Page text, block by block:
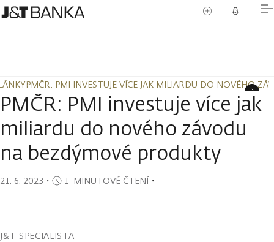
PMČR: PMI INVESTUJE VÍCE JAK MILIARDU DO NOVÉHO
PMČR: PMI INVESTUJE VÍCE JAK MILIARDU DO NOVÉHO
PMČR: PMI investuje více jak
miliardu do nového závodu
na bezdýmové produkty
21. 6. 2023 ・ 1-MINUTOVÉ ČTENÍ・
J&T SPECIALISTA